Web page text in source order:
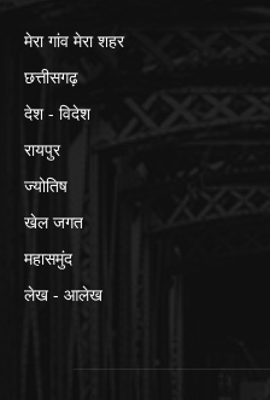
मेरा गांव मेरा शहर
छत्तीसगढ़
देश - विदेश
रायपुर
ज्योतिष
खेल जगत
महासमुंद
लेख - आलेख